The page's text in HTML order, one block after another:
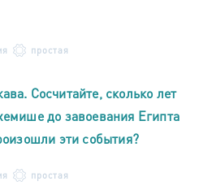
простая
Сосчитайте, сколько лет
до завоевания Египта
эти события?
простая